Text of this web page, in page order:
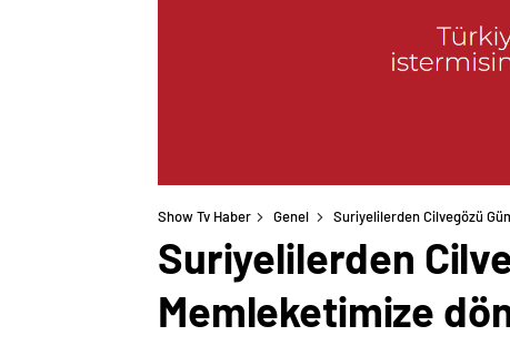
Show Tv Haber Genel Suriyelilerden Cilvegözü
Suriyelilerden
Memleketimize